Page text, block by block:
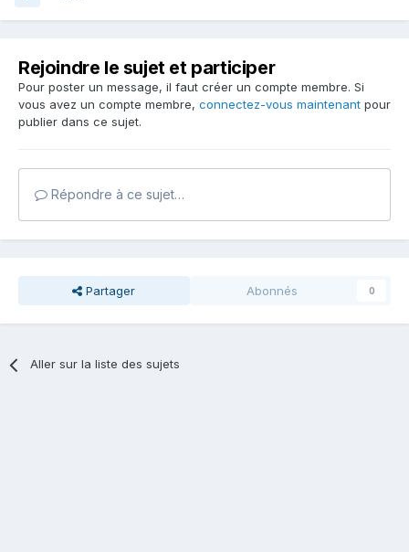
Rejoindre le sujet et participer
Pour poster un message, il faut créer un compte membre. Si
vous avez un compte membre, connectez-vous maintenant pour
publier dans ce sujet.
Répondre à ce sujet…
Partager Abonnés 0
Aller sur la liste des sujets